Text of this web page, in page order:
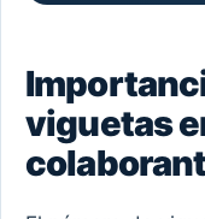
viguetas